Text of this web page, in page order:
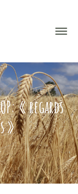
« regards
»